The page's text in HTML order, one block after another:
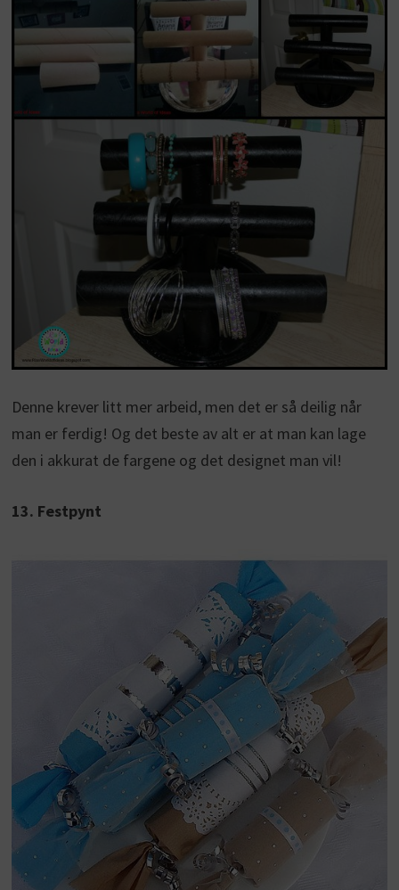
Denne krever litt mer arbeid, men det er så deilig når
man er ferdig! Og det beste av alt er at man kan lage
den i akkurat de fargene og det designet man vil!
13. Festpynt